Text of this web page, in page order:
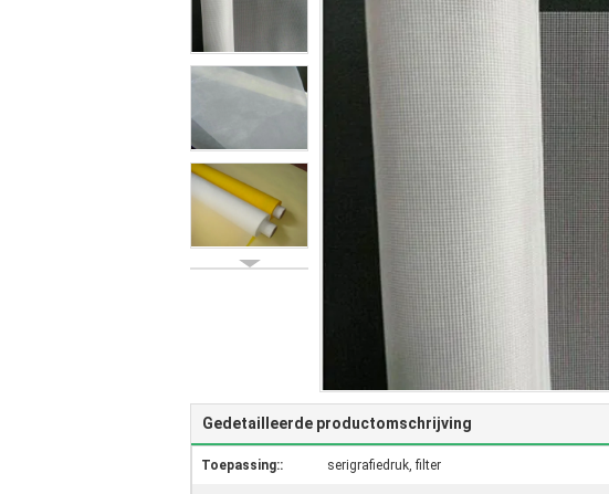
Gedetailleerde productomschrijving
Toepassing:: serigrafiedruk, filter